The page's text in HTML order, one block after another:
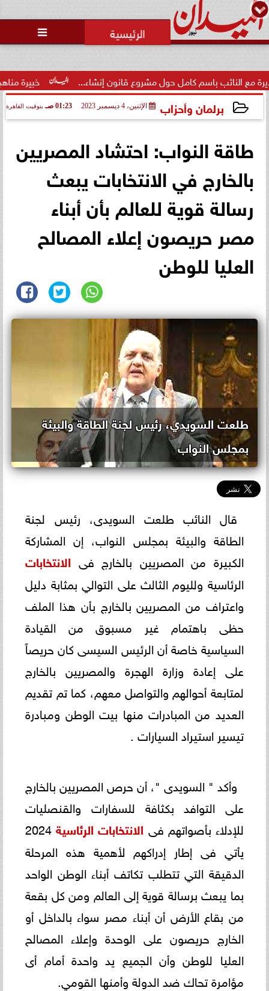

خبيرة مناهج: حداثة باسم كامل حول مشروع قانون إنشاء...
برلمان وأحزاب الإثنين، 4 ديسمبر 2023 01:23 صـ بتوقيت القاهرة
طاقة النواب: احتشاد المصريين
بالخارج في الانتخابات يبعث
رسالة قوية للعالم بأن أبناء
مصر حريصون إعلاء المصالح
العليا للوطن
طلعت السويدي، رئيس لجنة الطاقة والبيئة
بمجلس النواب
قال النائب طلعت السويدى، رئيس لجنة
الطاقة والبيئة بمجلس النواب، إن المشاركة
الكبيرة من المصريين بالخارج فى الانتخابات
الرئاسية ولليوم الثالث على التوالي بمثابة دليل
واعتراف من المصريين بالخارج بأن هذا الملف
حظى باهتمام غير مسبوق من القيادة
السياسية خاصة أن الرئيس السيسى كان حريصاً
على إعادة وزارة الهجرة والمصريين بالخارج
لمتابعة أحوالهم والتواصل معهم، كما تم تقديم
العديد من المبادرات منها بيت الوطن ومبادرة
تيسير استيراد السيارات .
وأكد " السويدى "، أن حرص المصريين بالخارج
على التوافد بكثافة للسفارات والقنصليات
للإدلاء بأصواتهم فى الانتخابات الرئاسية 2024
يأتي فى إطار إدراكهم لأهمية هذه المرحلة
الدقيقة التي تتطلب تكاتف أبناء الوطن الواحد
بما يبعث برسالة قوية إلى العالم ومن كل بقعة
من بقاع الأرض أن أبناء مصر سواء بالداخل أو
الخارج حريصون على الوحدة وإعلاء المصالح
العليا للوطن وأن الجميع يد واحدة أمام أى
مؤامرة تحاك ضد الدولة وأمنها القومي.